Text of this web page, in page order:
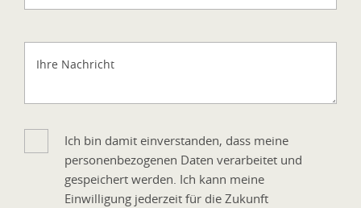
Ihre Nachricht
Ich bin damit einverstanden, dass meine
personenbezogenen Daten verarbeitet und
gespeichert werden. Ich kann meine
Einwilligung jederzeit für die Zukunft